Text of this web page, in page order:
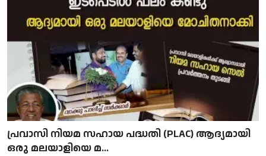
പ്രവാസി നിയമ സഹായ പദ്ധതി (PLAC) ആദ്യമായി
ഒരു മലയാളിയെ മ...